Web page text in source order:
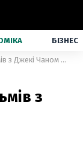
БІЗНЕС
Найкраща добірка фільмів з Джекі Чаном до дня народження актора
з